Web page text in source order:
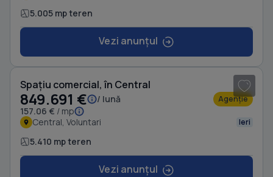
5.005 mp teren
Vezi anunțul
Spațiu comercial, în Central
849.691 €
/ lună
157.06 € / mp
Agenție
Central, Voluntari Ieri
5.410 mp teren
Vezi anunțul